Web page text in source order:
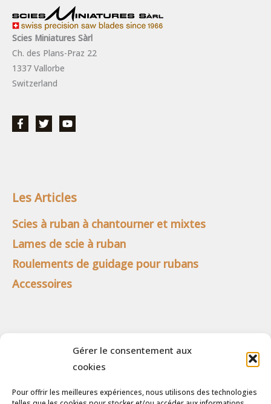
Gérer le consentement aux
cookies
Pour offrir les meilleures expériences, nous utilisons des technologies
Scies Miniatures Sàrl
Ch. des Plans-Praz 22
1337 Vallorbe
Switzerland
Les Articles
Scies à ruban à chantourner et mixtes
Lames de scie à ruban
Roulements de guidage pour rubans
Accessoires